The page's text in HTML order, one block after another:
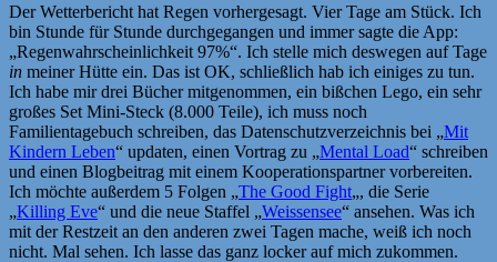
Der Wetterbericht hat Regen vorhergesagt. Vier Tage am Stück. Ich
bin Stunde für Stunde durchgegangen und immer sagte die App:
„Regenwahrscheinlichkeit 97%“. Ich stelle mich deswegen auf Tage
in meiner Hütte ein. Das ist OK, schließlich hab ich einiges zu tun.
Ich habe mir drei Bücher mitgenommen, ein bißchen Lego, ein sehr
großes Set Mini-Steck (8.000 Teile), ich muss noch
Familientagebuch schreiben, das Datenschutzverzeichnis bei „Mit
Kindern Leben“ updaten, einen Vortrag zu „Mental Load“ schreiben
und einen Blogbeitrag mit einem Kooperationspartner vorbereiten.
Ich möchte außerdem 5 Folgen „The Good Fight„, die Serie
„Killing Eve“ und die neue Staffel „Weissensee“ ansehen. Was ich
mit der Restzeit an den anderen zwei Tagen mache, weiß ich noch
nicht. Mal sehen. Ich lasse das ganz locker auf mich zukommen.